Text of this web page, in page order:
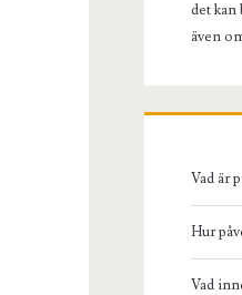
det kan
även
Vad är
Hur
Vad